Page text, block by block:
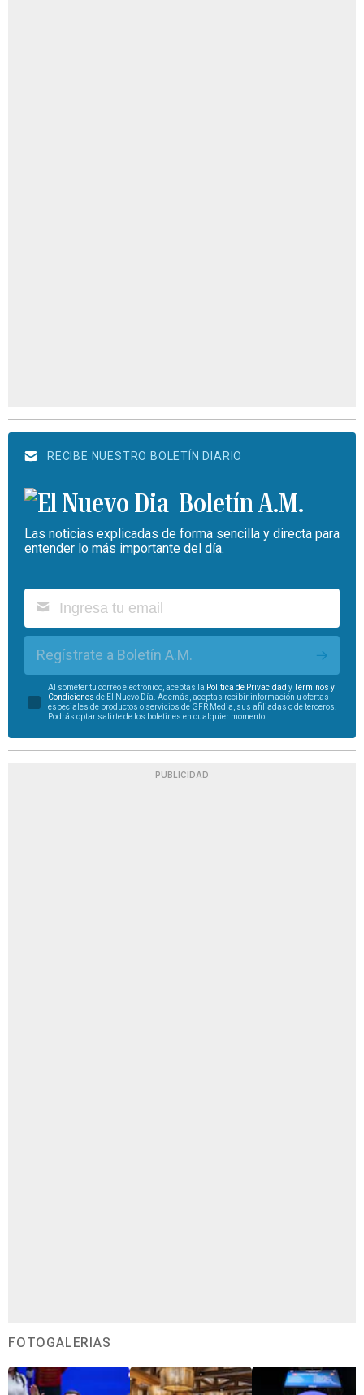
RECIBE NUESTRO BOLETÍN DIARIO
Boletín A.M.
Las noticias explicadas de forma sencilla y directa para
entender lo más importante del día.
Regístrate a Boletín A.M.
Al someter tu correo electrónico, aceptas la Política de Privacidad yTérminos y
Condiciones de El Nuevo Día. Además, aceptas recibir información u ofertas
especiales de productos o servicios de GFR Media, sus afiliadas o de terceros.
Podrás optar salirte de los boletines en cualquier momento.
PUBLICIDAD
FOTOGALERÍAS